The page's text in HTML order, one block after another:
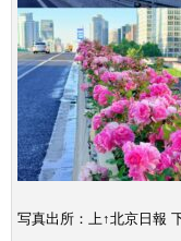
写真出所：上↑北京日報